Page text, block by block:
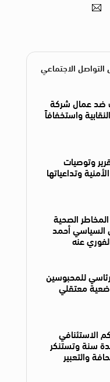
التواصل الاجتماعي
ضد عمال شركة
واستخفافاً
وتوصيات
وتداعياتها
الصحية
السياسي أحمد
عنه
للمحبوسين
معتقلي
الاستئنافي
سنة وتستنكر
والتعبير